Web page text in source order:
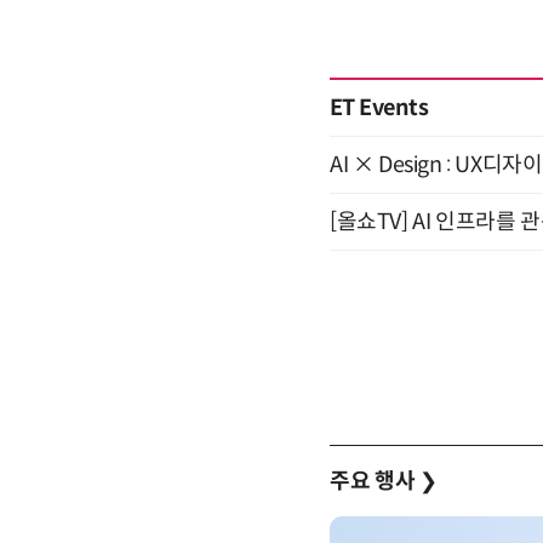
ET Events
AI × Design : UX디자
[올쇼TV] AI 인프라를
주요 행사 ❯